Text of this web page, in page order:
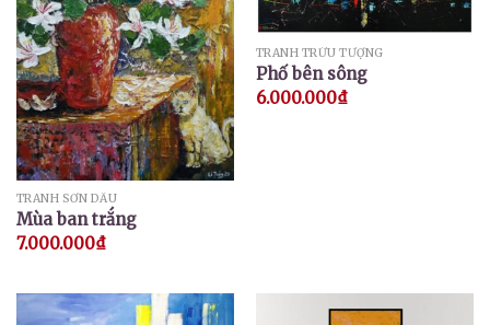
TRANH SƠN DẦU
Mùa ban trắng
7.000.000₫
TRANH TRỪU TƯỢNG
Phố bên sông
6.000.000₫